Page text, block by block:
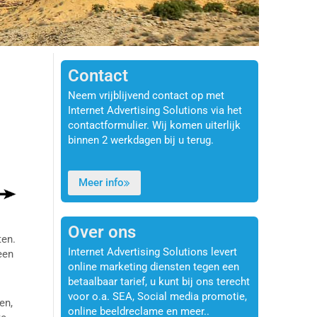
Contact
Neem vrijblijvend contact op met
Internet Advertising Solutions via het
contactformulier. Wij komen uiterlijk
binnen 2 werkdagen bij u terug.
Meer info
Over ons
Internet Advertising Solutions levert
online marketing diensten tegen een
betaalbaar tarief, u kunt bij ons terecht
voor o.a. SEA, Social media promotie,
online beeldreclame en meer..